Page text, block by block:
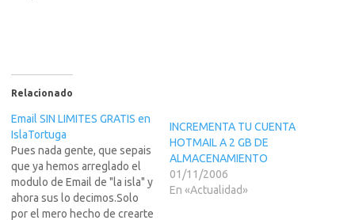
Relacionado
Email SIN LIMITES GRATIS en
IslaTortuga
Pues nada gente, que sepais
que ya hemos arreglado el
modulo de Email de "la isla" y
ahora sus lo decimos.Solo
por el mero hecho de crearte
INCREMENTA TU CUENTA
HOTMAIL A 2 GB DE
ALMACENAMIENTO
01/11/2006
En «Actualidad»